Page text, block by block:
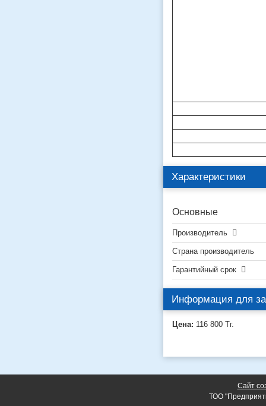
Характеристики
Основные
Производитель
Страна производитель
Гарантийный срок
Информация для
Цена: 116 800 Тг.
Сайт
ТОО